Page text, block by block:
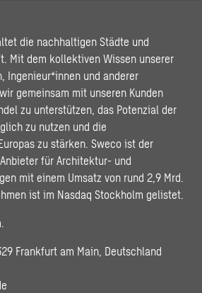
die nachhaltigen Städte und
Mit dem kollektiven Wissen unserer
Ingenieur*innen und anderer
gemeinsam mit unseren Kunden
zu unterstützen, das Potenzial der
zu nutzen und die
zu stärken. Sweco ist der
für Architektur- und
mit einem Umsatz von rund 2,9 Mrd.
ist im Nasdaq Stockholm gelistet.
Frankfurt am Main, Deutschland